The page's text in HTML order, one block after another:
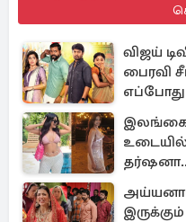
விஜய்
பைரவி
எப்போது